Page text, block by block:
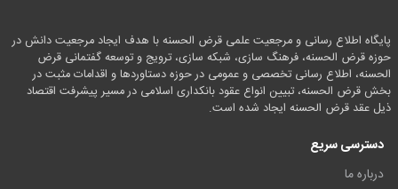
پایگاه اطلاع رسانی و مرجعیت علمی قرض الحسنه با هدف ایجاد مرجعیت دانش در
حوزه قرض الحسنه، فرهنگ سازی، شبکه سازی، ترویج و توسعه گفتمانی قرض
الحسنه، اطلاع رسانی تخصصی و عمومی در حوزه دستاوردها و اقدامات مثبت در
بخش قرض الحسنه، تبیین انواع عقود بانکداری اسلامی در مسیر پیشرفت اقتصاد
ذیل عقد قرض الحسنه ایجاد شده است.
دسترسی سریع
درباره ما